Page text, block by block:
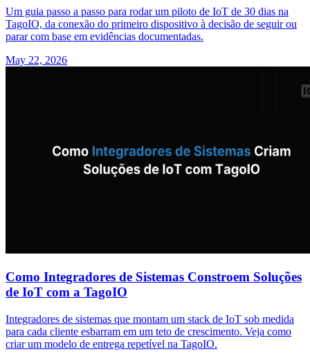
Um guia passo a passo para rodar um piloto de IoT de 30 dias na
TagoIO, da conexão do primeiro dispositivo à decisão de seguir ou
parar com base em evidências documentadas.
May 22, 2026
Como Integradores de Sistemas Constroem Soluções
de IoT com a TagoIO
Integradores de sistemas que montam um stack de IoT sob medida
para cada cliente esbarram em um teto de crescimento. Veja como
criar um modelo de entrega repetível na TagoIO.